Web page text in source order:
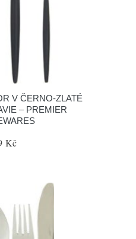
V ČERNO-ZLATÉ
– PREMIER
Kč